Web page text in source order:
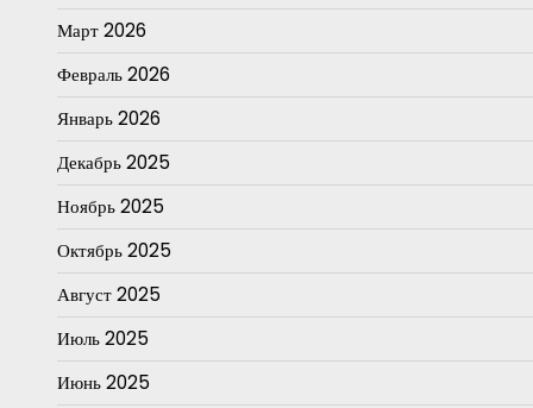
Март 2026
Февраль 2026
Январь 2026
Декабрь 2025
Ноябрь 2025
Октябрь 2025
Август 2025
Июль 2025
Июнь 2025